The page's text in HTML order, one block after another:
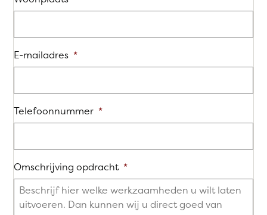
E-mailadres *
Telefoonnummer *
Omschrijving opdracht *